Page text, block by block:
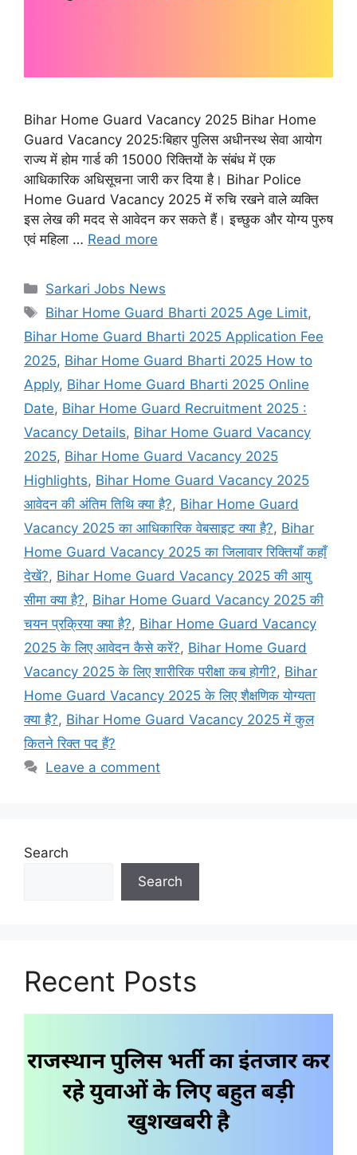
Bihar Home Guard Vacancy 2025 Bihar Home
Guard Vacancy 2025:बिहार पुलिस अधीनस्थ सेवा आयोग
राज्य में होम गार्ड की 15000 रिक्तियों के संबंध में एक
आधिकारिक अधिसूचना जारी कर दिया है। Bihar Police
Home Guard Vacancy 2025 में रुचि रखने वाले व्यक्ति
इस लेख की मदद से आवेदन कर सकते हैं। इच्छुक और योग्य पुरुष
एवं महिला … Read more
Categories
Sarkari Jobs News
Tags
Bihar Home Guard Bharti 2025 Age Limit,
Bihar Home Guard Bharti 2025 Application Fee
2025, Bihar Home Guard Bharti 2025 How to
Apply, Bihar Home Guard Bharti 2025 Online
Date, Bihar Home Guard Recruitment 2025 :
Vacancy Details, Bihar Home Guard Vacancy
2025, Bihar Home Guard Vacancy 2025
Highlights, Bihar Home Guard Vacancy 2025
आवेदन की अंतिम तिथि क्या है?, Bihar Home Guard
Vacancy 2025 का आधिकारिक वेबसाइट क्या है?, Bihar
Home Guard Vacancy 2025 का जिलावार रिक्तियाँ कहाँ
देखें?, Bihar Home Guard Vacancy 2025 की आयु
सीमा क्या है?, Bihar Home Guard Vacancy 2025 की
चयन प्रक्रिया क्या है?, Bihar Home Guard Vacancy
2025 के लिए आवेदन कैसे करें?, Bihar Home Guard
Vacancy 2025 के लिए शारीरिक परीक्षा कब होगी?, Bihar
Home Guard Vacancy 2025 के लिए शैक्षणिक योग्यता
क्या है?, Bihar Home Guard Vacancy 2025 में कुल
कितने रिक्त पद हैं?
Leave a comment
Search
Search
Recent Posts